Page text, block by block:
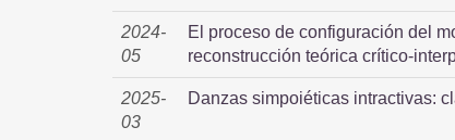
2024-
05
El proceso de configuración del
reconstrucción teórica crítico-
2025-
03
Danzas simpoiéticas intractivas: